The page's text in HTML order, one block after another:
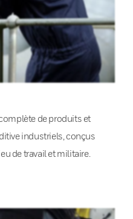
de produits et
industriels, conçus
de travail et militaire.